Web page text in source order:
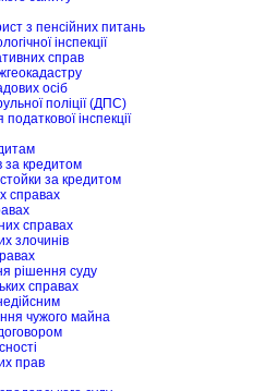
з пенсійних питань
інспекції
справ
осіб
поліції (ДПС)
інспекції
за кредитом
за кредитом
справах
справах
злочинів
рішення суду
справах
чужого майна
прав